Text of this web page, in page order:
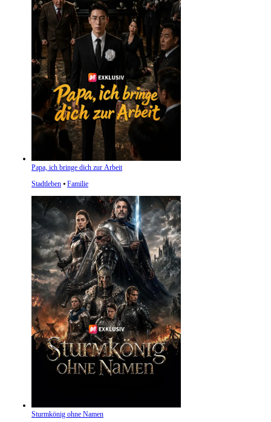
Papa, ich bringe dich zur Arbeit
Stadtleben ⦁ Familie
Sturmkönig ohne Namen